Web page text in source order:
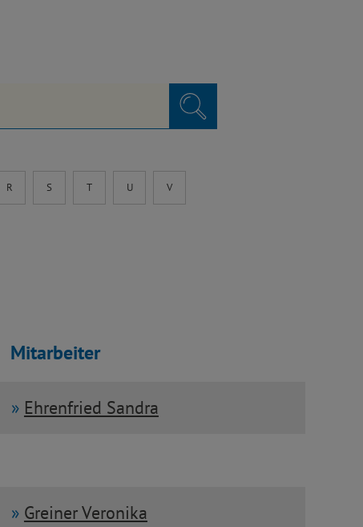
R S T U V
Mitarbeiter
Ehrenfried Sandra
Greiner Veronika